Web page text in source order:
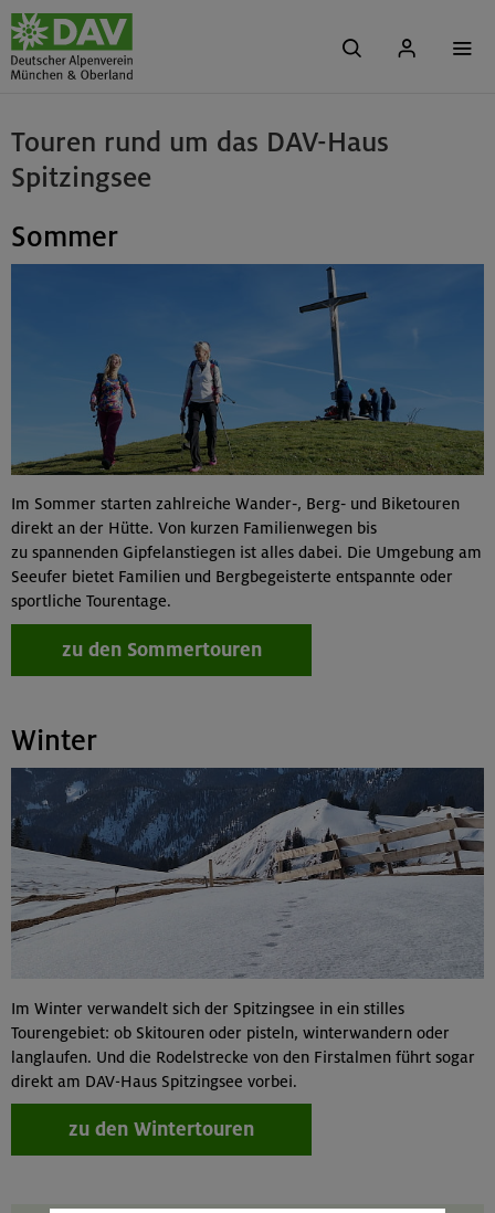
Touren rund um das DAV-Haus
Spitzingsee
Sommer
Im Sommer starten zahlreiche Wander‑, Berg‑ und Biketouren
direkt an der Hütte. Von kurzen Familienwegen bis
zu spannenden Gipfelanstiegen ist alles dabei. Die Umgebung am
Seeufer bietet Familien und Bergbegeisterte entspannte oder
sportliche Tourentage.
zu den Sommertouren
Winter
Im Winter verwandelt sich der Spitzingsee in ein stilles
Tourengebiet: ob Skitouren oder pisteln, winterwandern oder
langlaufen. Und die Rodelstrecke von den Firstalmen führt sogar
direkt am DAV-Haus Spitzingsee vorbei.
zu den Wintertouren